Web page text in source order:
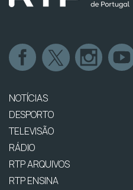
NOTÍCIAS
DESPORTO
TELEVISÃO
RÁDIO
RTP ARQUIVOS
RTP ENSINA